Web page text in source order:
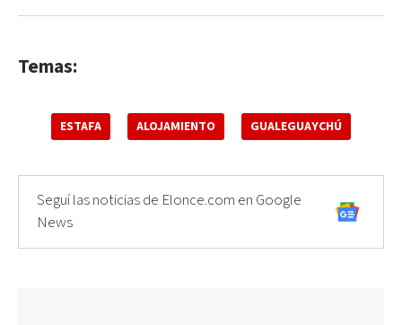
Temas:
ESTAFA ALOJAMIENTO GUALEGUAYCHÚ
Seguí las noticias de Elonce.com en Google
News